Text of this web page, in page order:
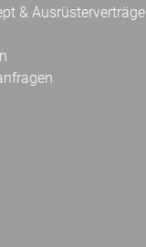
& Ausrüsterverträge